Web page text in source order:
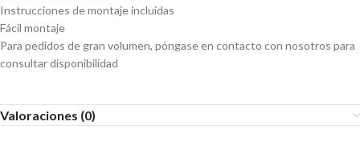
Instrucciones de montaje incluidas
Fácil montaje
Para pedidos de gran volumen, póngase en contacto con nosotros para
consultar disponibilidad
Valoraciones (0)